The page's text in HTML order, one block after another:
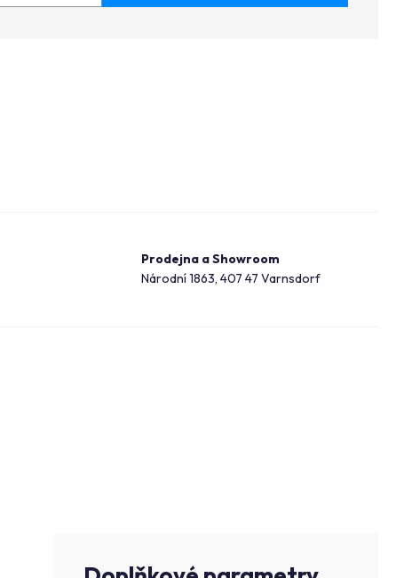
Prodejna a Showroom
Národní 1863, 407 47 Varnsdorf